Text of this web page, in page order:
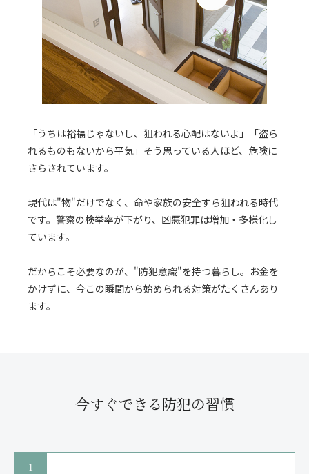
「うちは裕福じゃないし、狙われる心配はないよ」「盗ら
れるものもないから平気」そう思っている人ほど、危険に
さらされています。
現代は"物"だけでなく、命や家族の安全すら狙われる時代
です。警察の検挙率が下がり、凶悪犯罪は増加・多様化し
ています。
だからこそ必要なのが、"防犯意識"を持つ暮らし。お金を
かけずに、今この瞬間から始められる対策がたくさんあり
ます。
今すぐできる防犯の習慣